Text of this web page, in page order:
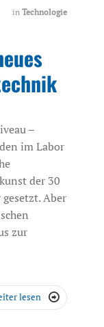
in Technologie
–
im Labor
der 30
Aber
zur
lesen 